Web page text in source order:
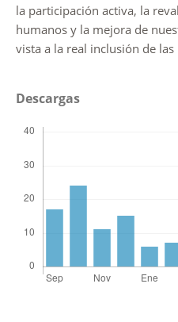
la participación activa, la
humanos y la mejora de
vista a la real inclusión de
Descargas